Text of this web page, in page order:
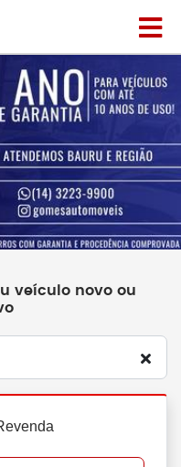
veículo novo ou